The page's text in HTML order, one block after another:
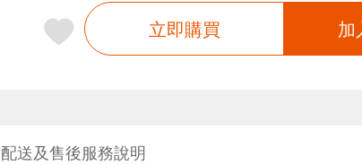
立即購買 加
配送及售後服務說明